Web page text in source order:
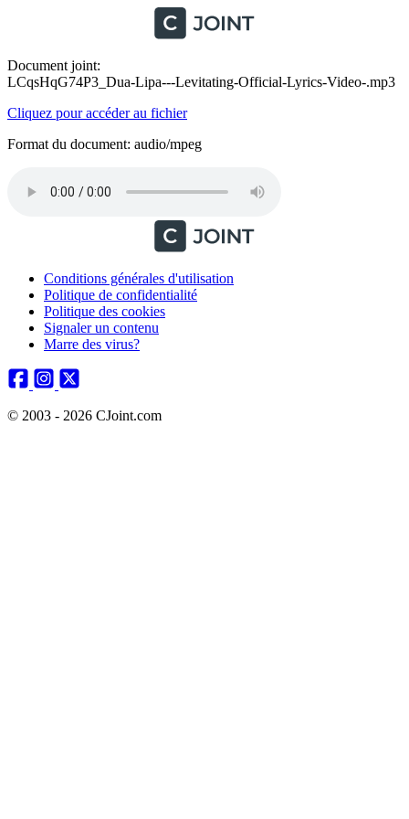
Document joint:
LCqsHqG74P3_Dua-Lipa---Levitating-Official-Lyrics-Video-.mp3
Cliquez pour accéder au fichier
Format du document: audio/mpeg
Conditions générales d'utilisation
Politique de confidentialité
Politique des cookies
Signaler un contenu
Marre des virus?
© 2003 - 2026 CJoint.com